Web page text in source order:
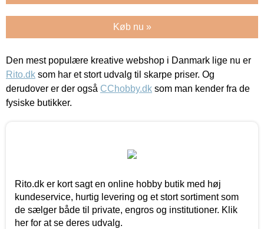
Køb nu »
Den mest populære kreative webshop i Danmark lige nu er
Rito.dk som har et stort udvalg til skarpe priser. Og
derudover er der også CChobby.dk som man kender fra de
fysiske butikker.
Rito.dk er kort sagt en online hobby butik med høj
kundeservice, hurtig levering og et stort sortiment som
de sælger både til private, engros og institutioner. Klik
her for at se deres udvalg.